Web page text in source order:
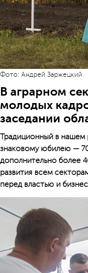
Фото: Андрей Заржецкий
В аграрном
молодых
заседании
Традиционный в нашем
знаковому юбилею —
дополнительно более
развития всем
перед властью и